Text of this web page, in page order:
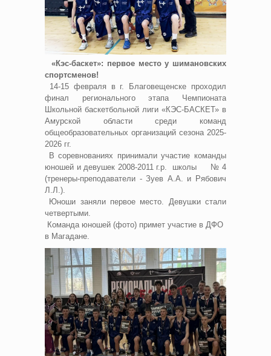
«Кэс-баскет»: первое место у шимановских
спортсменов!
14-15 февраля в г. Благовещенске проходил
финал регионального этапа Чемпионата
Школьной баскетбольной лиги «КЭС-БАСКЕТ» в
Амурской области среди команд
общеобразовательных организаций сезона 2025-
2026 гг.
В соревнованиях принимали участие команды
юношей и девушек 2008-2011 г.р. школы № 4
(тренеры-преподаватели - Зуев А.А. и Рябович
Л.Л.).
Юноши заняли первое место. Девушки стали
четвертыми.
Команда юношей (фото) примет участие в ДФО
в Магадане.